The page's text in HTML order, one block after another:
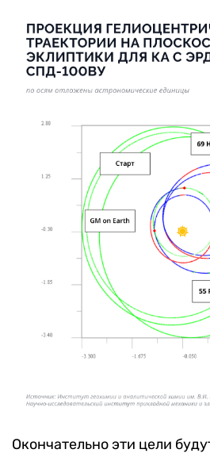
Окончательно эти цели